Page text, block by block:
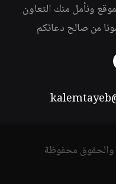
ونأمل منك التعاون
من صالح دعائكم
محفوظة